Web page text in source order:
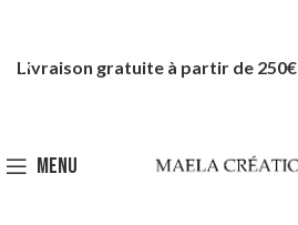
MENU
Livraison gratuite à partir de 250€